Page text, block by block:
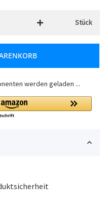
Stück
werden geladen ...